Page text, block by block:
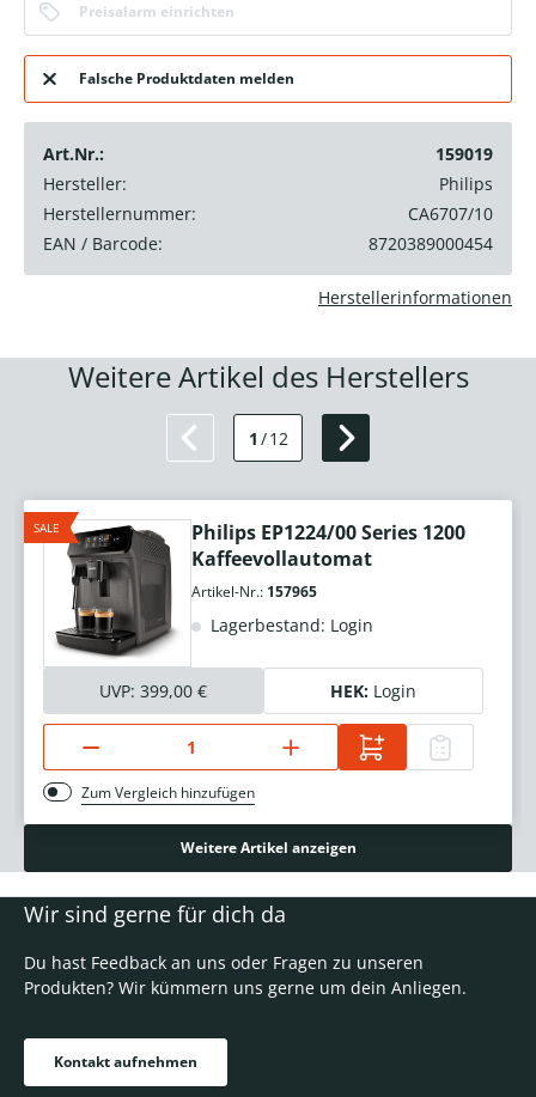
Preisalarm einrichten
Falsche Produktdaten melden
Art.Nr.:
159019
Hersteller:
Philips
Herstellernummer:
CA6707/10
EAN / Barcode:
8720389000454
Herstellerinformationen
Weitere Artikel des Herstellers
1 /12
SALE
Philips EP1224/00 Series 1200
Kaffeevollautomat
Artikel-Nr.: 157965
Lagerbestand: Login
UVP: 399,00 € HEK: Login
Zum Vergleich hinzufügen
Weitere Artikel anzeigen
Wir sind gerne für dich da
Du hast Feedback an uns oder Fragen zu unseren
Produkten? Wir kümmern uns gerne um dein Anliegen.
Kontakt aufnehmen